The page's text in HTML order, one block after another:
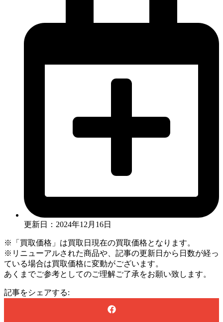
更新日：2024年12月16日
※「買取価格」は買取日現在の買取価格となります。
※リニューアルされた商品や、記事の更新日から日数が経っ
ている場合は買取価格に変動がございます。
あくまでご参考としてのご理解ご了承をお願い致します。
記事をシェアする: